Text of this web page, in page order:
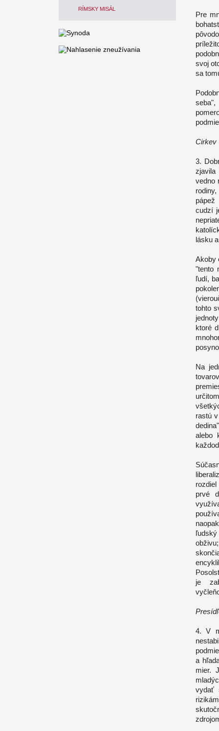
RÍMSKY MISÁL
Pre
svoj
sa
Cirkev
3.
vedno
cudzí
lásku
Akoby
"tento
ľudí,
tohto
ktoré
Na
rastú
alebo
prvé
je
4. V
a
mier.
vydať